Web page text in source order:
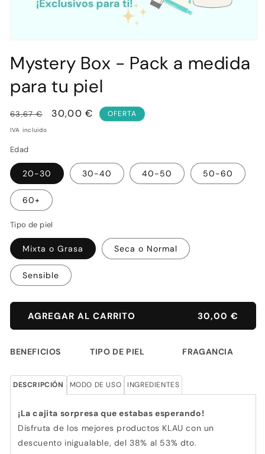
multimedia
1
una
ventana
Mystery Box - Pack a medida
para tu piel
Precio
habitual
63,67 €
Precio
30,00 € OFERTA
IVA incluido
Edad
20-30 30-40 40-50 50-60
60+
Tipo de piel
Mixta o Grasa Seca o Normal
Sensible
AGREGAR AL CARRITO 30,00 €
BENEFICIOS TIPO DE PIEL FRAGANCIA
DESCRIPCIÓN MODO DE USO INGREDIENTES
¡La cajita sorpresa que estabas esperando!
Disfruta de los mejores productos KLAU con un
descuento inigualable, del 38% al 53% dto.